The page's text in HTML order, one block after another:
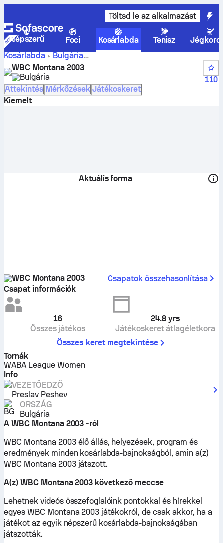
Töltsd le az alkalmazást
Népszerű Foci Kosárlabda Tenisz
Kosárlabda
Bulgária
Bulgarian Women's Basketball Championship
Montana 2003 állások, helyezések, program és játékosok
WBC Montana 2003
Bulgária
110
Áttekintés Mérkőzések Játékoskeret
Kiemelt
Aktuális forma
WBC Montana 2003
Csapatok összehasonlítása
Csapat információk
16
Összes játékos
24.8 yrs
Játékoskeret átlagéletkora
Összes keret megtekintése
Tornák
WABA League Women
Info
VEZETŐEDZŐ
Preslav Peshev
ORSZÁG
Bulgária
A WBC Montana 2003 -ról
WBC Montana 2003 élő állás, helyezések, program és
eredmények minden kosárlabda-bajnokságból, amin a(z)
WBC Montana 2003 játszott.
A(z) WBC Montana 2003 következő meccse
Lehetnek videós összefoglalóink pontokkal és hírekkel
egyes WBC Montana 2003 játékokról, de csak akkor, ha a
játékot az egyik népszerű kosárlabda-bajnokságában
játszották.